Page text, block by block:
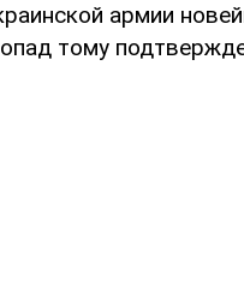
армии
тому